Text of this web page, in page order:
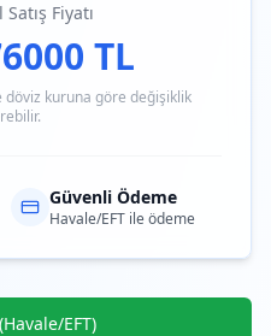
Fiyatı
TL
kuruna göre değişiklik
Güvenli Ödeme
Havale/EFT ile ödeme
EFT)